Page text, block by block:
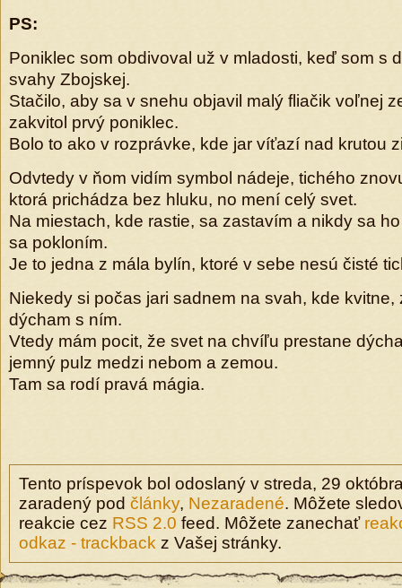
PS:
Poniklec som obdivoval už v mladosti, keď som s
svahy Zbojskej.
Stačilo, aby sa v snehu objavil malý fliačik voľnej
zakvitol prvý poniklec.
Bolo to ako v rozprávke, kde jar víťazí nad krutou
Odvtedy v ňom vidím symbol nádeje, tichého
ktorá prichádza bez hluku, no mení celý svet.
Na miestach, kde rastie, sa zastavím a nikdy sa
sa pokloním.
Je to jedna z mála bylín, ktoré v sebe nesú čisté
Niekedy si počas jari sadnem na svah, kde kvitne,
dýcham s ním.
Vtedy mám pocit, že svet na chvíľu prestane
jemný pulz medzi nebom a zemou.
Tam sa rodí pravá mágia.
Tento príspevok bol odoslaný v streda, 29
zaradený pod články, Nezaradené. Môžete
reakcie cez RSS 2.0 feed. Môžete zanechať
odkaz - trackback z Vašej stránky.